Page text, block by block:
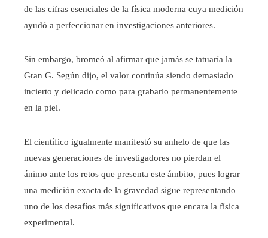
de las cifras esenciales de la física moderna cuya medición
ayudó a perfeccionar en investigaciones anteriores.
Sin embargo, bromeó al afirmar que jamás se tatuaría la
Gran G. Según dijo, el valor continúa siendo demasiado
incierto y delicado como para grabarlo permanentemente
en la piel.
El científico igualmente manifestó su anhelo de que las
nuevas generaciones de investigadores no pierdan el
ánimo ante los retos que presenta este ámbito, pues lograr
una medición exacta de la gravedad sigue representando
uno de los desafíos más significativos que encara la física
experimental.